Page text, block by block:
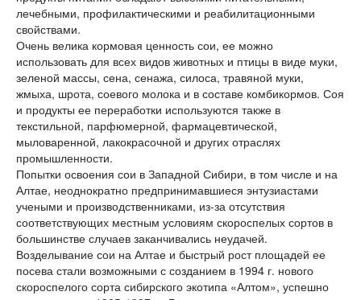
лечебными, профилактическими и реабилитационными
свойствами.
Очень велика кормовая ценность сои, ее можно
использовать для всех видов животных и птицы в виде муки,
зеленой массы, сена, сенажа, силоса, травяной муки,
жмыха, шрота, соевого молока и в составе комбикормов. Соя
и продукты ее переработки используются также в
текстильной, парфюмерной, фармацевтической,
мыловаренной, лакокрасочной и других отраслях
промышленности.
Попытки освоения сои в Западной Сибири, в том числе и на
Алтае, неоднократно предпринимавшиеся энтузиастами
учеными и производственниками, из-за отсутствия
соответствующих местным условиям скороспелых сортов в
большинстве случаев заканчивались неудачей.
Возделывание сои на Алтае и быстрый рост площадей ее
посева стали возможными с созданием в 1994 г. нового
скороспелого сорта сибирского экотипа «Алтом», успешно